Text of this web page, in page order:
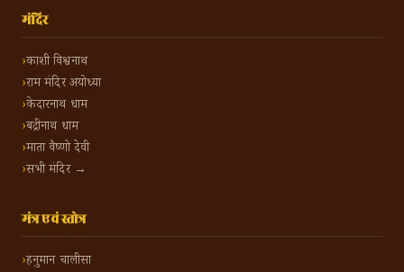
मंदिर
काशी विश्वनाथ
राम मंदिर अयोध्या
केदारनाथ धाम
बद्रीनाथ धाम
माता वैष्णो देवी
सभी मंदिर →
मंत्र एवं स्तोत्र
हनुमान चालीसा